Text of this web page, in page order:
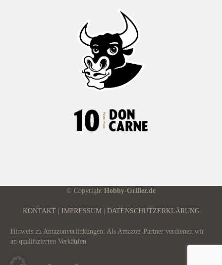
© Copyright Hobby-Griller.de
KONTAKT | IMPRESSUM| DATENSCHUTZERKLÄRUNG
Hinweis zu Amazonverlinkungen: Als Amazon-Partner verdienen wir
an qualifizierten Verkäufen